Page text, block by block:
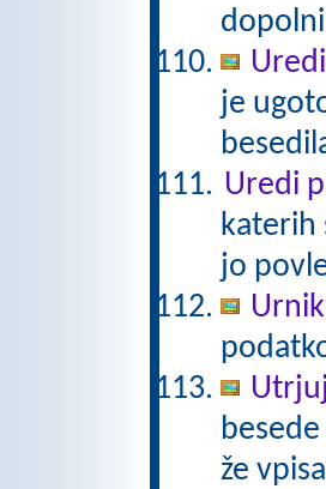
je
Uredi
katerih
jo
že